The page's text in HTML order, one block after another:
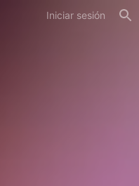
Iniciar sesión